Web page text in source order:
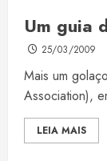
Um guia
25/03/2009
Mais um
Association),
LEIA MAIS